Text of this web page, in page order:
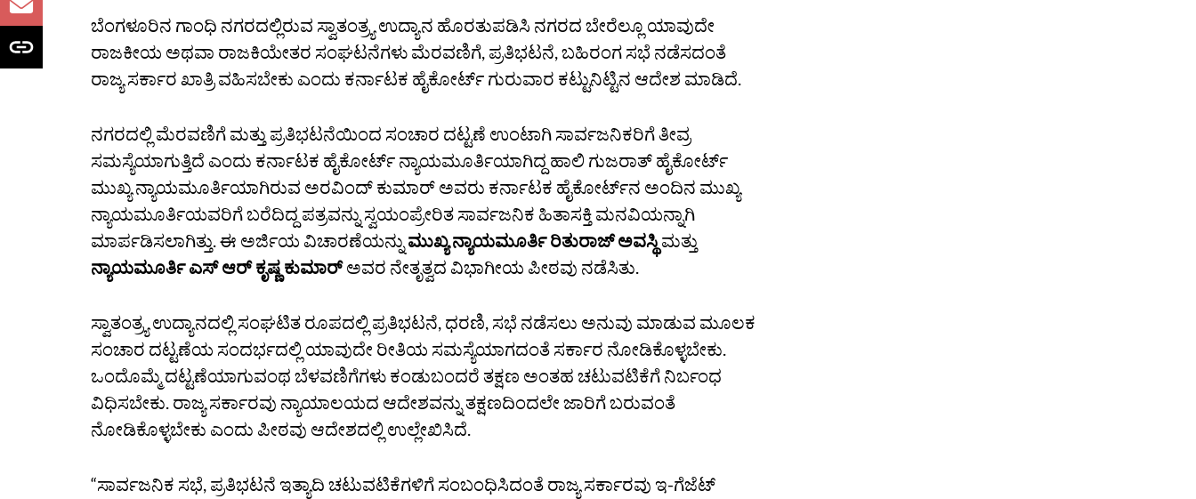
ಬೆಂಗಳೂರಿನ ಗಾಂಧಿ ನಗರದಲ್ಲಿರುವ ಸ್ವಾತಂತ್ರ್ಯ ಉದ್ಯಾನ ಹೊರತುಪಡಿಸಿ ನಗರದ ಬೇರೆಲ್ಲೂ ಯಾವುದೇ
ರಾಜಕೀಯ ಅಥವಾ ರಾಜಕಿಯೇತರ ಸಂಘಟನೆಗಳು ಮೆರವಣಿಗೆ, ಪ್ರತಿಭಟನೆ, ಬಹಿರಂಗ ಸಭೆ ನಡೆಸದಂತೆ
ರಾಜ್ಯ ಸರ್ಕಾರ ಖಾತ್ರಿ ವಹಿಸಬೇಕು ಎಂದು ಕರ್ನಾಟಕ ಹೈಕೋರ್ಟ್‌ ಗುರುವಾರ ಕಟ್ಟುನಿಟ್ಟಿನ ಆದೇಶ ಮಾಡಿದೆ.
ನಗರದಲ್ಲಿ ಮೆರವಣಿಗೆ ಮತ್ತು ಪ್ರತಿಭಟನೆಯಿಂದ ಸಂಚಾರ ದಟ್ಟಣೆ ಉಂಟಾಗಿ ಸಾರ್ವಜನಿಕರಿಗೆ ತೀವ್ರ
ಸಮಸ್ಯೆಯಾಗುತ್ತಿದೆ ಎಂದು ಕರ್ನಾಟಕ ಹೈಕೋರ್ಟ್‌ ನ್ಯಾಯಮೂರ್ತಿಯಾಗಿದ್ದ ಹಾಲಿ ಗುಜರಾತ್ ಹೈಕೋರ್ಟ್‌
ಮುಖ್ಯ ನ್ಯಾಯಮೂರ್ತಿಯಾಗಿರುವ ಅರವಿಂದ್‌ ಕುಮಾರ್‌ ಅವರು ಕರ್ನಾಟಕ ಹೈಕೋರ್ಟ್‌ನ ಅಂದಿನ ಮುಖ್ಯ
ನ್ಯಾಯಮೂರ್ತಿಯವರಿಗೆ ಬರೆದಿದ್ದ ಪತ್ರವನ್ನು ಸ್ವಯಂಪ್ರೇರಿತ ಸಾರ್ವಜನಿಕ ಹಿತಾಸಕ್ತಿ ಮನವಿಯನ್ನಾಗಿ
ಮಾರ್ಪಡಿಸಲಾಗಿತ್ತು. ಈ ಅರ್ಜಿಯ ವಿಚಾರಣೆಯನ್ನು ಮುಖ್ಯ ನ್ಯಾಯಮೂರ್ತಿ ರಿತುರಾಜ್‌ ಅವಸ್ಥಿ ಮತ್ತು
ನ್ಯಾಯಮೂರ್ತಿ ಎಸ್‌ ಆರ್‌ ಕೃಷ್ಣ ಕುಮಾರ್‌ಅವರ ನೇತೃತ್ವದ ವಿಭಾಗೀಯ ಪೀಠವು ನಡೆಸಿತು.
ಸ್ವಾತಂತ್ರ್ಯ ಉದ್ಯಾನದಲ್ಲಿ ಸಂಘಟಿತ ರೂಪದಲ್ಲಿ ಪ್ರತಿಭಟನೆ, ಧರಣಿ, ಸಭೆ ನಡೆಸಲು ಅನುವು ಮಾಡುವ ಮೂಲಕ
ಸಂಚಾರ ದಟ್ಟಣೆಯ ಸಂದರ್ಭದಲ್ಲಿ ಯಾವುದೇ ರೀತಿಯ ಸಮಸ್ಯೆಯಾಗದಂತೆ ಸರ್ಕಾರ ನೋಡಿಕೊಳ್ಳಬೇಕು.
ಒಂದೊಮ್ಮೆ ದಟ್ಟಣೆಯಾಗುವಂಥ ಬೆಳವಣಿಗೆಗಳು ಕಂಡುಬಂದರೆ ತಕ್ಷಣ ಅಂತಹ ಚಟುವಟಿಕೆಗೆ ನಿರ್ಬಂಧ
ವಿಧಿಸಬೇಕು. ರಾಜ್ಯ ಸರ್ಕಾರವು ನ್ಯಾಯಾಲಯದ ಆದೇಶವನ್ನು ತಕ್ಷಣದಿಂದಲೇ ಜಾರಿಗೆ ಬರುವಂತೆ
ನೋಡಿಕೊಳ್ಳಬೇಕು ಎಂದು ಪೀಠವು ಆದೇಶದಲ್ಲಿ ಉಲ್ಲೇಖಿಸಿದೆ.
“ಸಾರ್ವಜನಿಕ ಸಭೆ, ಪ್ರತಿಭಟನೆ ಇತ್ಯಾದಿ ಚಟುವಟಿಕೆಗಳಿಗೆ ಸಂಬಂಧಿಸಿದಂತೆ ರಾಜ್ಯ ಸರ್ಕಾರವು ಇ-ಗೆಜೆಟ್